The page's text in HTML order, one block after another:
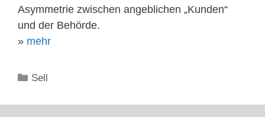
Asymmetrie zwischen angeblichen „Kunden“
und der Behörde.
» mehr
Kategorien
Sell